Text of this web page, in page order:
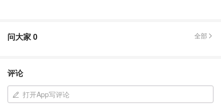
频账户的计划。
除了保持 Google 帐户处于激活状态外，还有一些工具可以
帮助管理和备份数据。
问大家0 全部
评论
打开App写评论